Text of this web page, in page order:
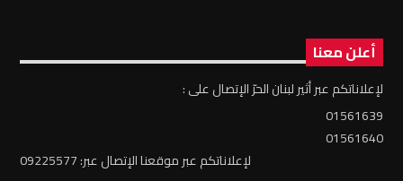
أعلن معنا
لإعلاناتكم عبر أثير لبنان الحرّ الإتصال على :
01561639
01561640
لإعلاناتكم عبر موقعنا الإتصال عبر: 09225577